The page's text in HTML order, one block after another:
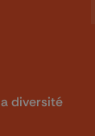
diversité